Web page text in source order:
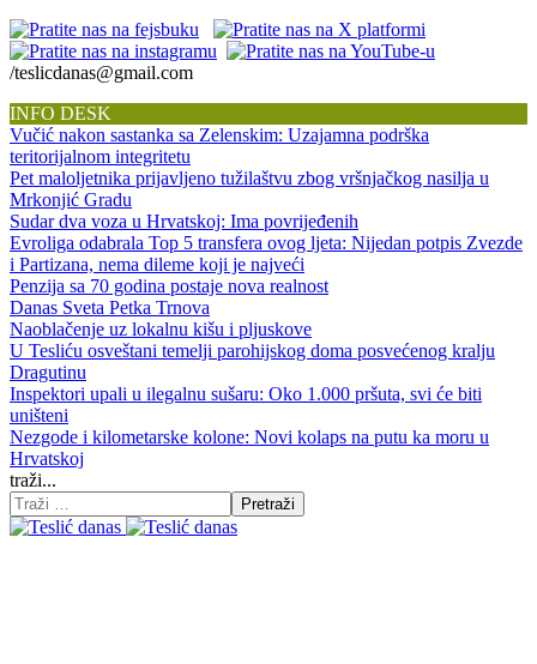
/teslicdanas@gmail.com
INFO DESK
Vučić nakon sastanka sa Zelenskim: Uzajamna podrška
teritorijalnom integritetu
Pet maloljetnika prijavljeno tužilaštvu zbog vršnjačkog nasilja u
Mrkonjić Gradu
Sudar dva voza u Hrvatskoj: Ima povrijeđenih
Evroliga odabrala Top 5 transfera ovog ljeta: Nijedan potpis Zvezde
i Partizana, nema dileme koji je najveći
Penzija sa 70 godina postaje nova realnost
Danas Sveta Petka Trnova
Naoblačenje uz lokalnu kišu i pljuskove
U Tesliću osveštani temelji parohijskog doma posvećenog kralju
Dragutinu
Inspektori upali u ilegalnu sušaru: Oko 1.000 pršuta, svi će biti
uništeni
Nezgode i kilometarske kolone: Novi kolaps na putu ka moru u
Hrvatskoj
traži...
Pretraži